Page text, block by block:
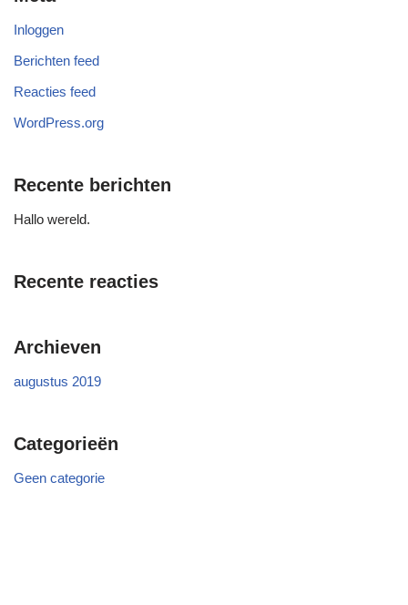
Inloggen
Berichten feed
Reacties feed
WordPress.org
Recente berichten
Hallo wereld.
Recente reacties
Archieven
augustus 2019
Categorieën
Geen categorie